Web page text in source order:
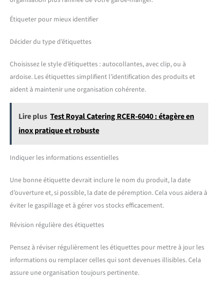
Étiqueter pour mieux identifier
Décider du type d’étiquettes
Choisissez le style d’étiquettes : autocollantes, avec clip, ou à
ardoise. Les étiquettes simplifient l’identification des produits et
aident à maintenir une organisation cohérente.
Lire plus Test Royal Catering RCER-6040 : étagère en
inox pratique et robuste
Indiquer les informations essentielles
Une bonne étiquette devrait inclure le nom du produit, la date
d’ouverture et, si possible, la date de péremption. Cela vous aidera à
éviter le gaspillage et à gérer vos stocks efficacement.
Révision régulière des étiquettes
Pensez à réviser régulièrement les étiquettes pour mettre à jour les
informations ou remplacer celles qui sont devenues illisibles. Cela
assure une organisation toujours pertinente.